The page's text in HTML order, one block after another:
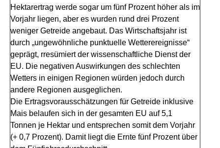
Hektarertrag werde sogar um fünf Prozent höher als im
Vorjahr liegen, aber es wurden rund drei Prozent
weniger Getreide angebaut. Das Wirtschaftsjahr ist
durch „ungewöhnliche punktuelle Wetterereignisse“
geprägt, rresümiert der wissenschaftliche Dienst der
EU. Die negativen Auswirkungen des schlechten
Wetters in einigen Regionen würden jedoch durch
andere Regionen ausgeglichen.
Die Ertragsvorausschätzungen für Getreide inklusive
Mais belaufen sich in der gesamten EU auf 5,1
Tonnen je Hektar und entsprechen somit dem Vorjahr
(+ 0,7 Prozent). Damit liegt die Ernte fünf Prozent über